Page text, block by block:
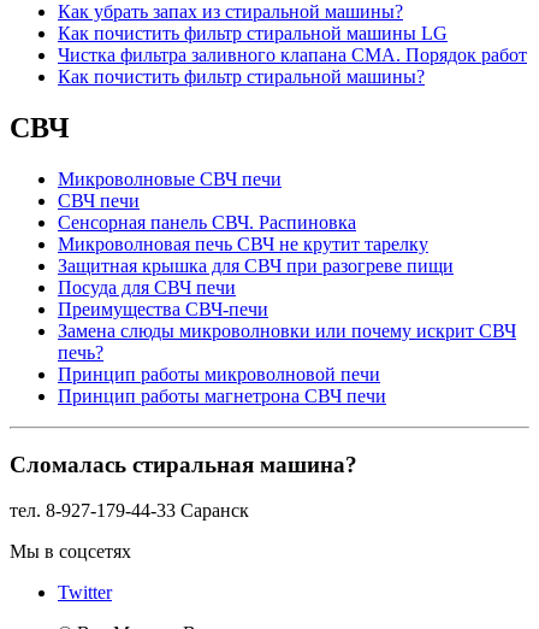
Как убрать запах из стиральной машины?
Как почистить фильтр стиральной машины LG
Чистка фильтра заливного клапана СМА. Порядок работ
Как почистить фильтр стиральной машины?
СВЧ
Микроволновые СВЧ печи
СВЧ печи
Сенсорная панель СВЧ. Распиновка
Микроволновая печь СВЧ не крутит тарелку
Защитная крышка для СВЧ при разогреве пищи
Посуда для СВЧ печи
Преимущества СВЧ-печи
Замена слюды микроволновки или почему искрит СВЧ
печь?
Принцип работы микроволновой печи
Принцип работы магнетрона СВЧ печи
Сломалась стиральная машина?
тел. 8-927-179-44-33 Саранск
Мы в соцсетях
Twitter